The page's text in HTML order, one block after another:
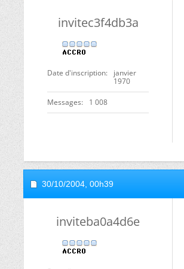
invitec3f4db3a
Date d'inscription
janvier
1970
Messages 1 008
30/10/2004, 00h39
inviteba0a4d6e